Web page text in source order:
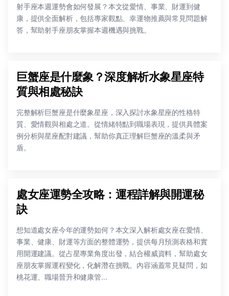
射手座本週運勢會如何發展？本文從愛情、事業、財運到健
康，提供全面解析，包括專家觀點、幸運物推薦與常見問題解
答，幫助射手座朋友掌握本週機遇與挑戰。
巨蟹座是什麼象？深度解析水象星座特
質與相處秘訣
完整解析巨蟹座是什麼象星座，深入探討水象星座的性格特
質、愛情觀與相處之道。從情緒特點到職場表現，提供具體案
例分析與星座配對建議，幫助你真正理解巨蟹座的溫柔與矛
盾。
處女座運勢全攻略：運程詳解與開運秘
訣
想知道處女座今年的運勢如何？本文深入解析處女座在愛情、
事業、健康、財運等方面的整體運勢，提供每月預測表格和實
用開運建議。從占星專業角度出發，結合權威資料，幫助處女
座朋友掌握運程變化，化解潛在挑戰。內容涵蓋常見疑問，如
桃花運、職場晉升和健康管...